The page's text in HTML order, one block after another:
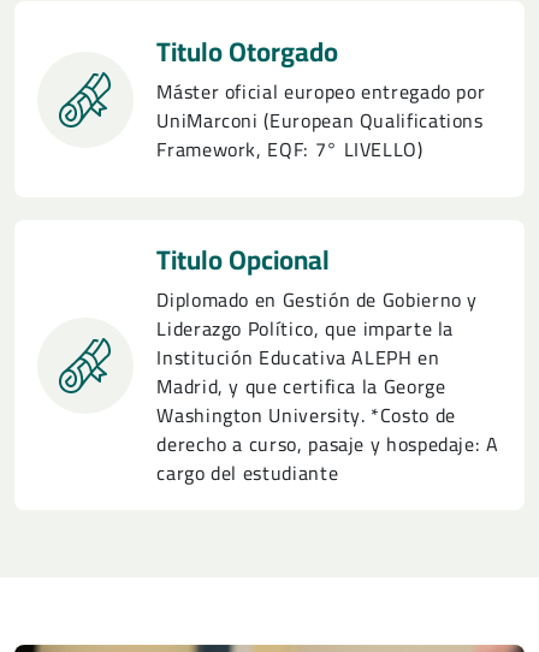
Titulo Otorgado
Máster oficial europeo entregado por
UniMarconi (European Qualifications
Framework, EQF: 7° LIVELLO)
Titulo Opcional
Diplomado en Gestión de Gobierno y
Liderazgo Político, que imparte la
Institución Educativa ALEPH en
Madrid, y que certifica la George
Washington University. *Costo de
derecho a curso, pasaje y hospedaje: A
cargo del estudiante